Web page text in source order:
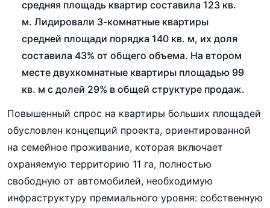
средняя площадь квартир составила 123 кв.
м. Лидировали 3-комнатные квартиры
средней площади порядка 140 кв. м, их доля
составила 43% от общего объема. На втором
месте двухкомнатные квартиры площадью 99
кв. м с долей 29% в общей структуре продаж.
Повышенный спрос на квартиры больших площадей
обусловлен концепций проекта, ориентированной
на семейное проживание, которая включает
охраняемую территорию 11 га, полностью
свободную от автомобилей, необходимую
инфраструктуру премиального уровня: собственную